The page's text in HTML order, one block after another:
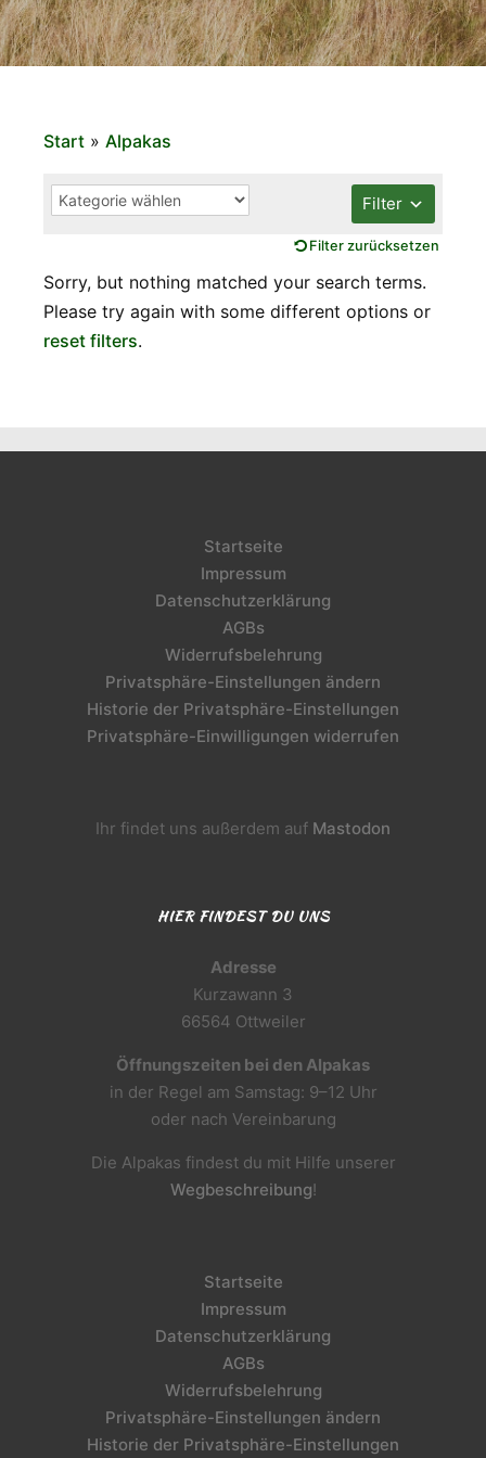
Start » Alpakas
Filter
Filter zurücksetzen
Sorry, but nothing matched your search terms.
Please try again with some different options or
reset filters.
Startseite
Impressum
Datenschutzerklärung
AGBs
Widerrufsbelehrung
Privatsphäre-Einstellungen ändern
Historie der Privatsphäre-Einstellungen
Privatsphäre-Einwilligungen widerrufen
Ihr findet uns außerdem auf Mastodon
HIER FINDEST DU UNS
Adresse
Kurzawann 3
66564 Ottweiler
Öffnungszeiten bei den Alpakas
in der Regel am Samstag: 9–12 Uhr
oder nach Vereinbarung
Die Alpakas findest du mit Hilfe unserer
Wegbeschreibung!
Startseite
Impressum
Datenschutzerklärung
AGBs
Widerrufsbelehrung
Privatsphäre-Einstellungen ändern
Historie der Privatsphäre-Einstellungen